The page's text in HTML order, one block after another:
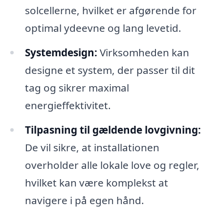
solcellerne, hvilket er afgørende for
optimal ydeevne og lang levetid.
Systemdesign: Virksomheden kan
designe et system, der passer til dit
tag og sikrer maximal
energieffektivitet.
Tilpasning til gældende lovgivning:
De vil sikre, at installationen
overholder alle lokale love og regler,
hvilket kan være komplekst at
navigere i på egen hånd.